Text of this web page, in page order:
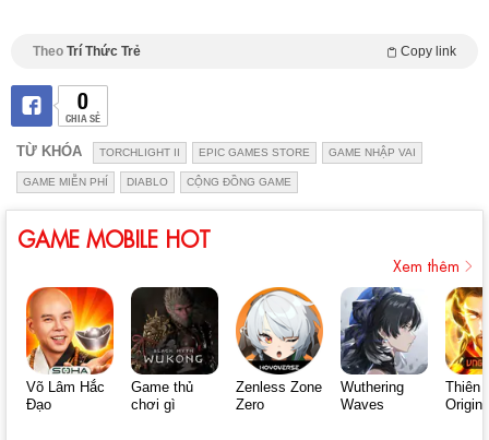
Theo Trí Thức Trẻ Copy link
0
CHIA SẺ
TỪ KHÓA TORCHLIGHT II EPIC GAMES STORE GAME NHẬP VAI
GAME MIỄN PHÍ DIABLO CỘNG ĐỒNG GAME
GAME MOBILE HOT
Xem thêm
Võ Lâm Hắc
Đạo
Game thủ
chơi gì
Zenless Zone
Zero
Wuthering
Waves
Thiên
Origin